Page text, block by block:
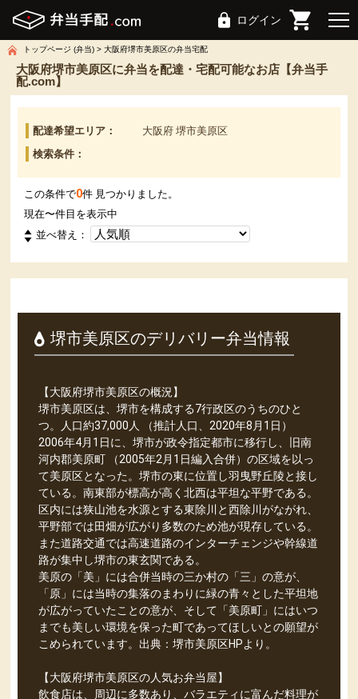
ログイン
トップページ (弁当) 大阪府堺市美原区の弁当宅配
大阪府堺市美原区に弁当を配達・宅配可能なお店【弁当手
配.com】
配達希望エリア：
大阪府 堺市美原区
検索条件：
この条件で0件 見つかりました。
現在〜件目を表示中
並べ替え：
堺市美原区のデリバリー弁当情報
【大阪府堺市美原区の概況】
堺市美原区は、堺市を構成する7行政区のうちのひと
つ。人口約37,000人 （推計人口、2020年8月1日）
2006年4月1日に、堺市が政令指定都市に移行し、旧南
河内郡美原町 （2005年2月1日編入合併）の区域を以っ
て美原区となった。堺市の東に位置し羽曳野丘陵と接し
ている。南東部が標高が高く北西は平坦な平野である。
区内には狭山池を水源とする東除川と西除川がながれ、
平野部では田畑が広がり多数のため池が現存している。
また道路交通では高速道路のインターチェンジや幹線道
路が集中し堺市の東玄関である。
美原の「美」には合併当時の三か村の「三」の意が、
「原」には当時の集落のまわりに緑の青々とした平坦地
が広がっていたことの意が、そして「美原町」にはいつ
までも美しい環境を保った町であってほしいとの願望が
こめられています。出典：堺市美原区HPより。
【大阪府堺市美原区の人気お弁当屋】
飲食店は、周辺に多数あり、バラエティに富んだ料理が